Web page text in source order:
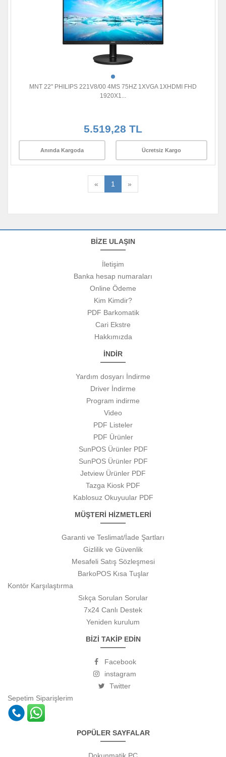
MNT 22" PHILIPS 221V8/00 4MS 75HZ 1XVGA 1XHDMI FHD
1920X1...
5.519,28 TL
Anında Kargoda Ücretsiz Kargo
« 1 »
BİZE ULAŞIN
İletişim
Banka hesap numaraları
Online Ödeme
Kim Kimdir?
PDF Barkomatik
Cari Ekstre
Hakkımızda
İNDİR
Yardım dosyarı İndirme
Driver İndirme
Program indirme
Video
PDF Listeler
PDF Ürünler
SunPOS Ürünler PDF
SunPOS Ürünler PDF
Jetview Ürünler PDF
Tazga Kiosk PDF
Kablosuz Okuyuular PDF
MÜŞTERİ HİZMETLERİ
Garanti ve Teslimat/İade Şartları
Gizlilik ve Güvenlik
Mesafeli Satış Sözleşmesi
BarkoPOS Kısa Tuşlar
Kontör Karşılaştırma
Sıkça Sorulan Sorular
7x24 Canlı Destek
Yeniden kurulum
BİZİ TAKİP EDİN
Facebook
instagram
Twitter
Sepetim Siparişlerim
POPÜLER SAYFALAR